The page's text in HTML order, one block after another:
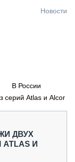
Новости
В России
серий Atlas и Alcor
ДВУХ
И